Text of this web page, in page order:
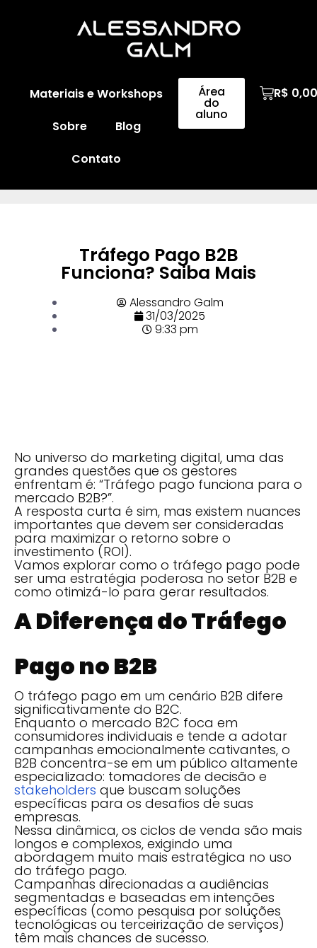
Materiais e Workshops
Sobre
Blog
Contato
Área
do
aluno
R$ 0,00
Tráfego Pago B2B
Funciona? Saiba Mais
Alessandro Galm
31/03/2025
9:33 pm
No universo do marketing digital, uma das
grandes questões que os gestores
enfrentam é: “Tráfego pago funciona para o
mercado B2B?”.
A resposta curta é sim, mas existem nuances
importantes que devem ser consideradas
para maximizar o retorno sobre o
investimento (ROI).
Vamos explorar como o tráfego pago pode
ser uma estratégia poderosa no setor B2B e
como otimizá-lo para gerar resultados.
A Diferença do Tráfego
Pago no B2B
O tráfego pago em um cenário B2B difere
significativamente do B2C.
Enquanto o mercado B2C foca em
consumidores individuais e tende a adotar
campanhas emocionalmente cativantes, o
B2B concentra-se em um público altamente
especializado: tomadores de decisão e
stakeholders que buscam soluções
específicas para os desafios de suas
empresas.
Nessa dinâmica, os ciclos de venda são mais
longos e complexos, exigindo uma
abordagem muito mais estratégica no uso
do tráfego pago.
Campanhas direcionadas a audiências
segmentadas e baseadas em intenções
específicas (como pesquisa por soluções
tecnológicas ou terceirização de serviços)
têm mais chances de sucesso.